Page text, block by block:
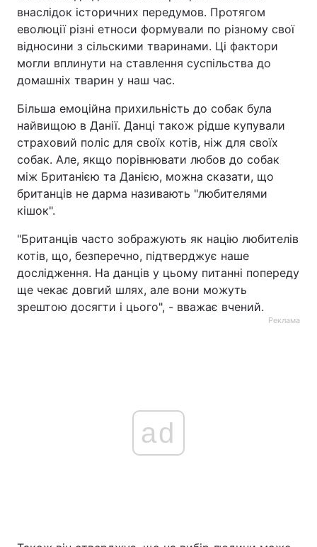
внаслідок історичних передумов. Протягом
еволюції різні етноси формували по різному свої
відносини з сільскими тваринами. Ці фактори
могли вплинути на ставлення суспільства до
домашніх тварин у наш час.
Більша емоційна прихильність до собак була
найвищою в Данії. Данці також рідше купували
страховий поліс для своїх котів, ніж для своїх
собак. Але, якщо порівнювати любов до собак
між Британією та Данією, можна сказати, що
британців не дарма називають "любителями
кішок".
"Британців часто зображують як націю любителів
котів, що, безперечно, підтверджує наше
дослідження. На данців у цьому питанні попереду
ще чекає довгий шлях, але вони можуть
зрештою досягти і цього", - вважає вчений.
Реклама
ad